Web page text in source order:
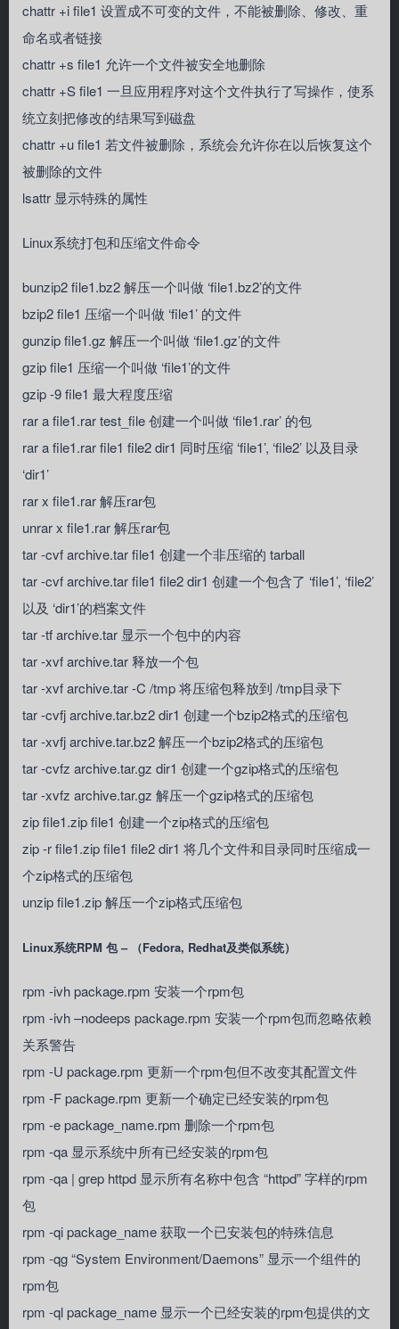
chattr +i file1 设置成不可变的文件，不能被删除、修改、重
命名或者链接
chattr +s file1 允许一个文件被安全地删除
chattr +S file1 一旦应用程序对这个文件执行了写操作，使系
统立刻把修改的结果写到磁盘
chattr +u file1 若文件被删除，系统会允许你在以后恢复这个
被删除的文件
lsattr 显示特殊的属性
Linux系统打包和压缩文件命令
bunzip2 file1.bz2 解压一个叫做 ‘file1.bz2’的文件
bzip2 file1 压缩一个叫做 ‘file1’ 的文件
gunzip file1.gz 解压一个叫做 ‘file1.gz’的文件
gzip file1 压缩一个叫做 ‘file1’的文件
gzip -9 file1 最大程度压缩
rar a file1.rar test_file 创建一个叫做 ‘file1.rar’ 的包
rar a file1.rar file1 file2 dir1 同时压缩 ‘file1’, ‘file2’ 以及目录
‘dir1’
rar x file1.rar 解压rar包
unrar x file1.rar 解压rar包
tar -cvf archive.tar file1 创建一个非压缩的 tarball
tar -cvf archive.tar file1 file2 dir1 创建一个包含了 ‘file1’, ‘file2’
以及 ‘dir1’的档案文件
tar -tf archive.tar 显示一个包中的内容
tar -xvf archive.tar 释放一个包
tar -xvf archive.tar -C /tmp 将压缩包释放到 /tmp目录下
tar -cvfj archive.tar.bz2 dir1 创建一个bzip2格式的压缩包
tar -xvfj archive.tar.bz2 解压一个bzip2格式的压缩包
tar -cvfz archive.tar.gz dir1 创建一个gzip格式的压缩包
tar -xvfz archive.tar.gz 解压一个gzip格式的压缩包
zip file1.zip file1 创建一个zip格式的压缩包
zip -r file1.zip file1 file2 dir1 将几个文件和目录同时压缩成一
个zip格式的压缩包
unzip file1.zip 解压一个zip格式压缩包
Linux系统RPM 包 – （Fedora, Redhat及类似系统）
rpm -ivh package.rpm 安装一个rpm包
rpm -ivh –nodeeps package.rpm 安装一个rpm包而忽略依赖
关系警告
rpm -U package.rpm 更新一个rpm包但不改变其配置文件
rpm -F package.rpm 更新一个确定已经安装的rpm包
rpm -e package_name.rpm 删除一个rpm包
rpm -qa 显示系统中所有已经安装的rpm包
rpm -qa | grep httpd 显示所有名称中包含 “httpd” 字样的rpm
包
rpm -qi package_name 获取一个已安装包的特殊信息
rpm -qg “System Environment/Daemons” 显示一个组件的
rpm包
rpm -ql package_name 显示一个已经安装的rpm包提供的文